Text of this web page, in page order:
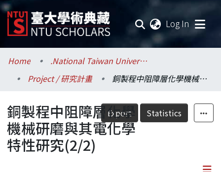
Log In
Communities & Collections
Research Outputs
Fundings & Projects
Researchers
Home
.National Taiwan University / 國立臺灣大學
Project / 研究計畫
銅製程中阻障層化學機械研磨與其電化學特性研究(2/2)
Export Statistics
銅製程中阻障層化學
機械研磨與其電化學
特性研究(2/2)